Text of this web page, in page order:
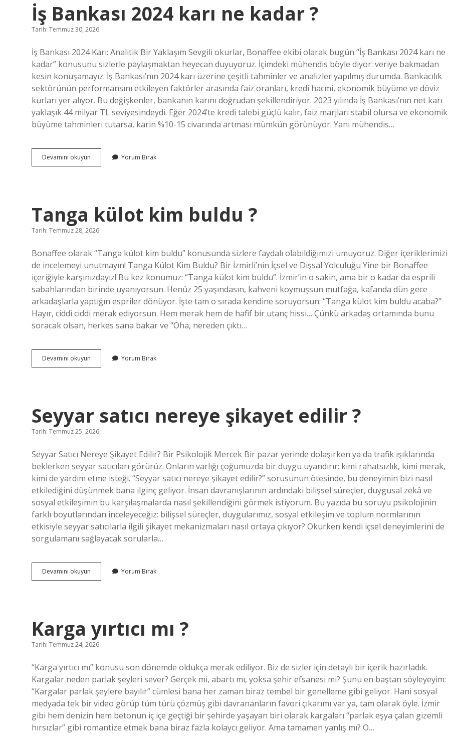
İş Bankası 2024 karı ne kadar ?
Tarih: Temmuz 30, 2026
İş Bankası 2024 Karı: Analitik Bir Yaklaşım Sevgili okurlar, Bonaffee ekibi olarak bugün “İş Bankası 2024 karı ne
kadar” konusunu sizlerle paylaşmaktan heyecan duyuyoruz. İçimdeki mühendis böyle diyor: veriye bakmadan
kesin konuşamayız. İş Bankası’nın 2024 karı üzerine çeşitli tahminler ve analizler yapılmış durumda. Bankacılık
sektörünün performansını etkileyen faktörler arasında faiz oranları, kredi hacmi, ekonomik büyüme ve döviz
kurları yer alıyor. Bu değişkenler, bankanın karını doğrudan şekillendiriyor. 2023 yılında İş Bankası’nın net karı
yaklaşık 44 milyar TL seviyesindeydi. Eğer 2024’te kredi talebi güçlü kalır, faiz marjları stabil olursa ve ekonomik
büyüme tahminleri tutarsa, karın %10-15 civarında artması mümkün görünüyor. Yani mühendis…
Devamını okuyun
Bankası
Yorum Bırak
Tanga külot kim buldu ?
Tarih: Temmuz 28, 2026
Bonaffee olarak “Tanga külot kim buldu” konusunda sizlere faydalı olabildiğimizi umuyoruz. Diğer içeriklerimizi
de incelemeyi unutmayın! Tanga Külot Kim Buldu? Bir İzmirli’nin İçsel ve Dışsal Yolculuğu Yine bir Bonaffee
içeriğiyle karşınızdayız! Bu kez konumuz: “Tanga külot kim buldu”. İzmir’in o sakin, ama bir o kadar da esprili
sabahlarından birinde uyanıyorsun. Henüz 25 yaşındasın, kahveni koymuşsun mutfağa, kafanda dün gece
arkadaşlarla yaptığın espriler dönüyor. İşte tam o sırada kendine soruyorsun: “Tanga külot kim buldu acaba?”
Hayır, ciddi ciddi merak ediyorsun. Hem merak hem de hafif bir utanç hissi… Çünkü arkadaş ortamında bunu
soracak olsan, herkes sana bakar ve “Oha, nereden çıktı…
Devamını okuyun
külot
Yorum Bırak
Seyyar satıcı nereye şikayet edilir ?
Tarih: Temmuz 25, 2026
Seyyar Satıcı Nereye Şikayet Edilir? Bir Psikolojik Mercek Bir pazar yerinde dolaşırken ya da trafik ışıklarında
beklerken seyyar satıcıları görürüz. Onların varlığı çoğumuzda bir duygu uyandırır: kimi rahatsızlık, kimi merak,
kimi de yardım etme isteği. “Seyyar satıcı nereye şikayet edilir?” sorusunun ötesinde, bu deneyimin bizi nasıl
etkilediğini düşünmek bana ilginç geliyor. İnsan davranışlarının ardındaki bilişsel süreçler, duygusal zekâ ve
sosyal etkileşimin bu karşılaşmalarda nasıl şekillendiğini görmek istiyorum. Bu yazıda bu soruyu psikolojinin
farklı boyutlarından inceleyeceğiz: bilişsel süreçler, duygularımız, sosyal etkileşim ve toplum normlarının
etkisiyle seyyar satıcılarla ilgili şikayet mekanizmaları nasıl ortaya çıkıyor? Okurken kendi içsel deneyimlerini de
sorgulamanı sağlayacak sorularla…
Devamını okuyun
satıcı
Yorum Bırak
Karga yırtıcı mı ?
Tarih: Temmuz 24, 2026
“Karga yırtıcı mı” konusu son dönemde oldukça merak ediliyor. Biz de sizler için detaylı bir içerik hazırladık.
Kargalar neden parlak şeyleri sever? Gerçek mi, abartı mı, yoksa şehir efsanesi mi? Şunu en baştan söyleyeyim:
“Kargalar parlak şeylere bayılır” cümlesi bana her zaman biraz tembel bir genelleme gibi geliyor. Hani sosyal
medyada tek bir video görüp tüm türü çözmüş gibi davrananların favori çıkarımı var ya, tam olarak öyle. İzmir
gibi hem denizin hem betonun iç içe geçtiği bir şehirde yaşayan biri olarak kargaları “parlak eşya çalan gizemli
hırsızlar” gibi romantize etmek bana biraz fazla kolaycı geliyor. Ama tamamen yanlış mı? O…